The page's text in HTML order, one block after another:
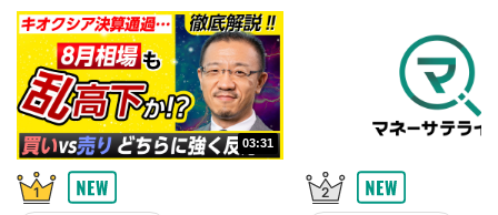
再生位置を示しています。再生したい位置をクリック
するとその位置から動画が再生されます。
6
画質/再生速度の設定
画質の選択/再生速度の変更ができます。
7
音量調整
スライダーを上下すると音量が調整できます。
03:31